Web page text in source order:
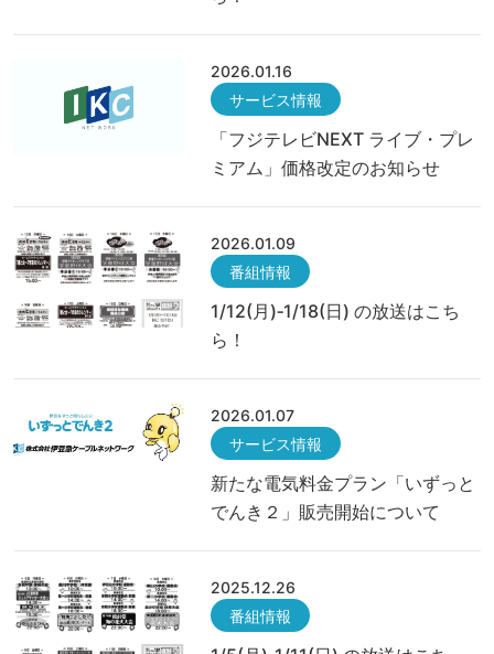
2026.01.16
サービス情報
「フジテレビNEXT ライブ・プレ
ミアム」価格改定のお知らせ
2026.01.09
番組情報
1/12(月)‐1/18(日) の放送はこち
ら！
2026.01.07
サービス情報
新たな電気料金プラン「いずっと
でんき２」販売開始について
2025.12.26
番組情報